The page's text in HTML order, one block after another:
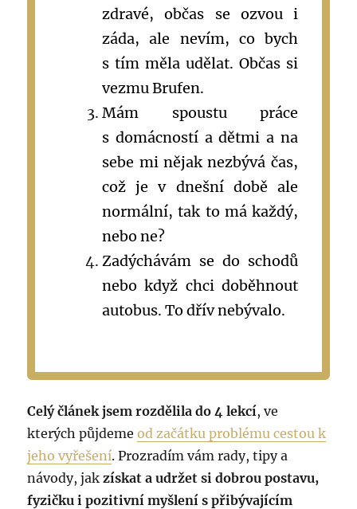
zdravé, občas se ozvou i
záda, ale nevím, co bych
s tím měla udělat. Občas si
vezmu Brufen.
Mám spoustu práce
s domácností a dětmi a na
sebe mi nějak nezbývá čas,
což je v dnešní době ale
normální, tak to má každý,
nebo ne?
Zadýchávám se do schodů
nebo když chci doběhnout
autobus. To dřív nebývalo.
Celý článek jsem rozdělila do 4 lekcí, ve
kterých půjdemeod začátku problému cestou k
jeho vyřešení. Prozradím vám rady, tipy a
návody, jakzískat a udržet si dobrou postavu,
fyzičku i pozitivní myšlení s přibývajícím